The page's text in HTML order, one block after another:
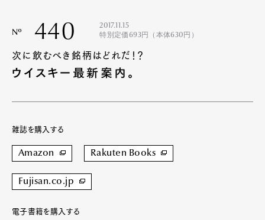
Nº 440
2017.11.15
特別定価693円（本体630円）
次に飲むべき銘柄はどれだ！？
ウイスキー最新案内。
雑誌を購入する
Amazon Rakuten Books
Fujisan.co.jp
電子書籍を購入する